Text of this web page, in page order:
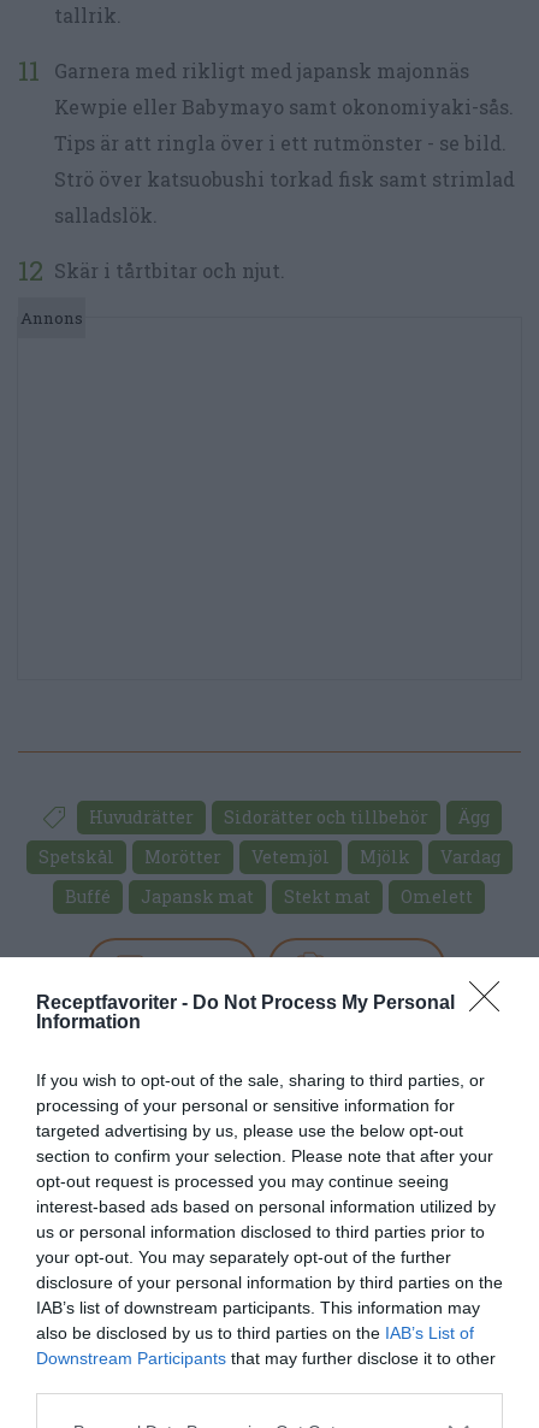
Receptfavoriter - Do Not Process My Personal
Information
If you wish to opt-out of the sale, sharing to third parties, or
processing of your personal or sensitive information for
targeted advertising by us, please use the below opt-out
section to confirm your selection. Please note that after your
opt-out request is processed you may continue seeing
interest-based ads based on personal information utilized by
us or personal information disclosed to third parties prior to
your opt-out. You may separately opt-out of the further
disclosure of your personal information by third parties on the
IAB’s list of downstream participants. This information may
also be disclosed by us to third parties on the IAB’s List of
Downstream Participants that may further disclose it to other
tallrik.
Garnera med rikligt med japansk majonnäs
Kewpie eller Babymayo samt okonomiyaki-sås.
Tips är att ringla över i ett rutmönster - se bild.
Strö över katsuobushi torkad fisk samt strimlad
salladslök.
Skär i tårtbitar och njut.
Huvudrätter Sidorätter och tillbehör
Ägg
Spetskål
Morötter Vetemjöl Mjölk
Vardag
Buffé
Japansk mat Stekt mat Omelett
E-mail Skriv ut
Uppskattat näringsvärde per portion:
548 kcal
Publicerat: 2022-04-13,Uppdaterat: 2022-10-29
Författare:Henrik
Mattsson
Jag är matskribent samt kock
med en fil. kand i
Måltidsvetenskap från